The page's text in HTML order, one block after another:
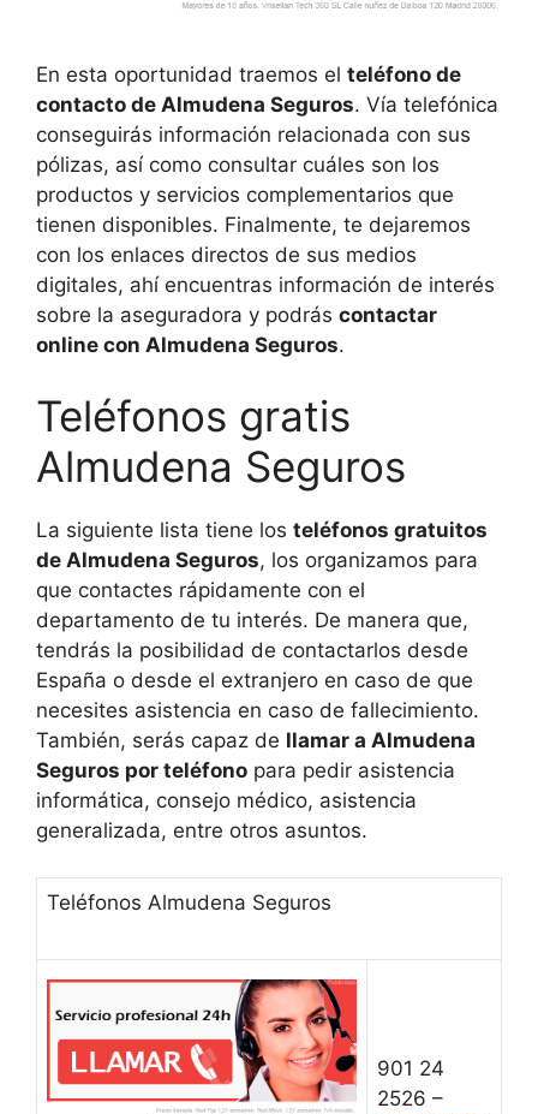
En esta oportunidad traemos el teléfono de
contacto de Almudena Seguros. Vía telefónica
conseguirás información relacionada con sus
pólizas, así como consultar cuáles son los
productos y servicios complementarios que
tienen disponibles. Finalmente, te dejaremos
con los enlaces directos de sus medios
digitales, ahí encuentras información de interés
sobre la aseguradora y podrás contactar
online con Almudena Seguros.
Teléfonos gratis
Almudena Seguros
La siguiente lista tiene los teléfonos gratuitos
de Almudena Seguros, los organizamos para
que contactes rápidamente con el
departamento de tu interés. De manera que,
tendrás la posibilidad de contactarlos desde
España o desde el extranjero en caso de que
necesites asistencia en caso de fallecimiento.
También, serás capaz de llamar a Almudena
Seguros por teléfono para pedir asistencia
informática, consejo médico, asistencia
generalizada, entre otros asuntos.
Teléfonos Almudena Seguros
901 24
2526 –